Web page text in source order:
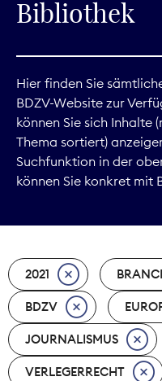
Service
Bibliothek
Hier finden Sie
BDZV-Website zur
können Sie sich Inhalte
Thema sortiert)
Suchfunktion in der
können Sie konkret mit
2021
BDZV
JOURNALISMUS
VERLEGERRECHT